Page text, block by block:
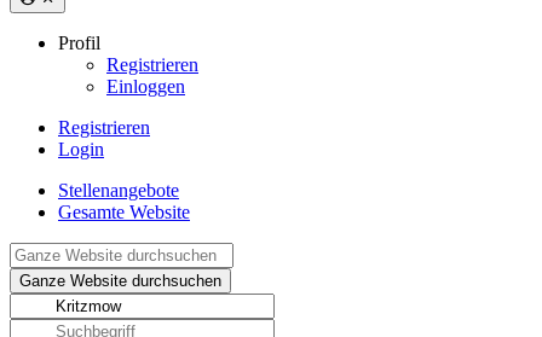
Profil
Registrieren
Einloggen
Registrieren
Login
Stellenangebote
Gesamte Website